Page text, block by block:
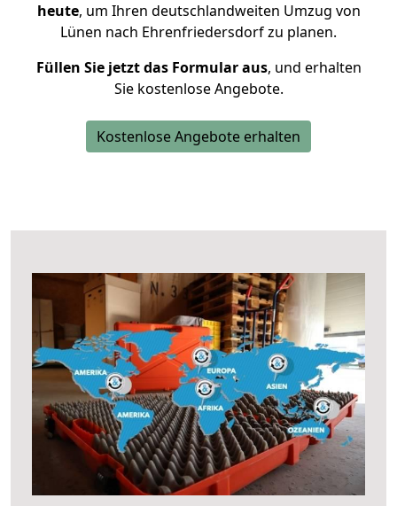
heute, um Ihren deutschlandweiten Umzug von
Lünen nach Ehrenfriedersdorf zu planen.
Füllen Sie jetzt das Formular aus, und erhalten
Sie kostenlose Angebote.
Kostenlose Angebote erhalten